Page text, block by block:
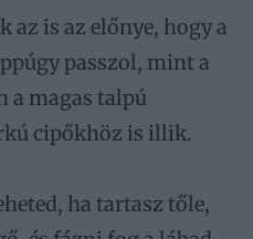
az is az előnye, hogy a
passzol, mint a
a magas talpú
cipőkhöz is illik.
ha tartasz tőle,